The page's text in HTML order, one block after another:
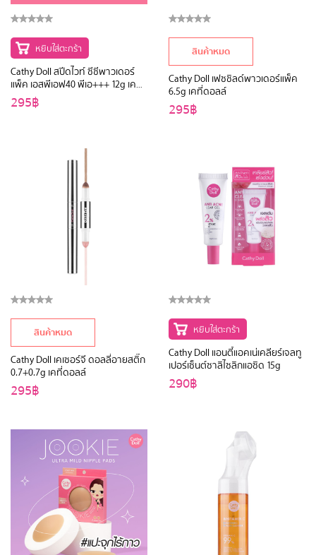
หยิบใส่ตะกร้า
Cathy Doll สปีดไวท์ ซีซีพาวเดอร์
แพ็ค เอสพีเอฟ40 พีเอ+++ 12g เคที่
ดอลล์
295฿
สินค้าหมด
Cathy Doll เฟซชิลด์พาวเดอร์แพ็ค
6.5g เคที่ดอลล์
295฿
สินค้าหมด
Cathy Doll เคเซอร์จี ดอลลี่อายสติ๊ก
0.7+0.7g เคที่ดอลล์
295฿
หยิบใส่ตะกร้า
Cathy Doll แอนตี้แอคเน่เคลียร์เจลทู
เปอร์เซ็นต์ซาลิไซลิกแอซิด 15g
290฿